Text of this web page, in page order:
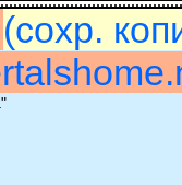
(сохр.